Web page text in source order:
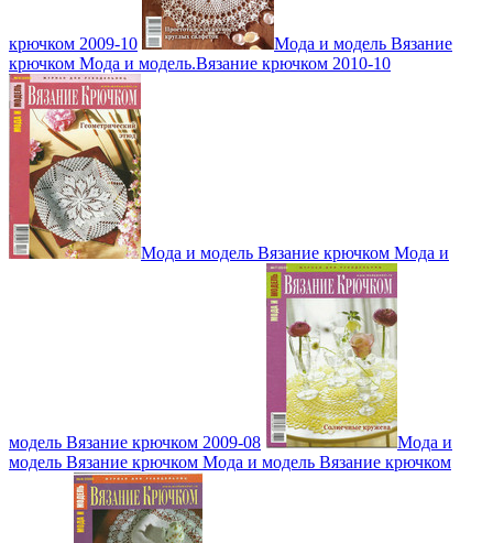
крючком 2009-10
Мода и модель Вязание
крючком Мода и модель.Вязание крючком 2010-10
Мода и модель Вязание крючком Мода и
модель Вязание крючком 2009-08
Мода и
модель Вязание крючком Мода и модель Вязание крючком